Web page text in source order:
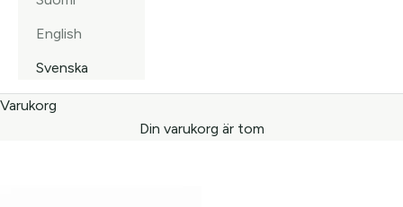
English
Svenska
Varukorg
Din varukorg är tom